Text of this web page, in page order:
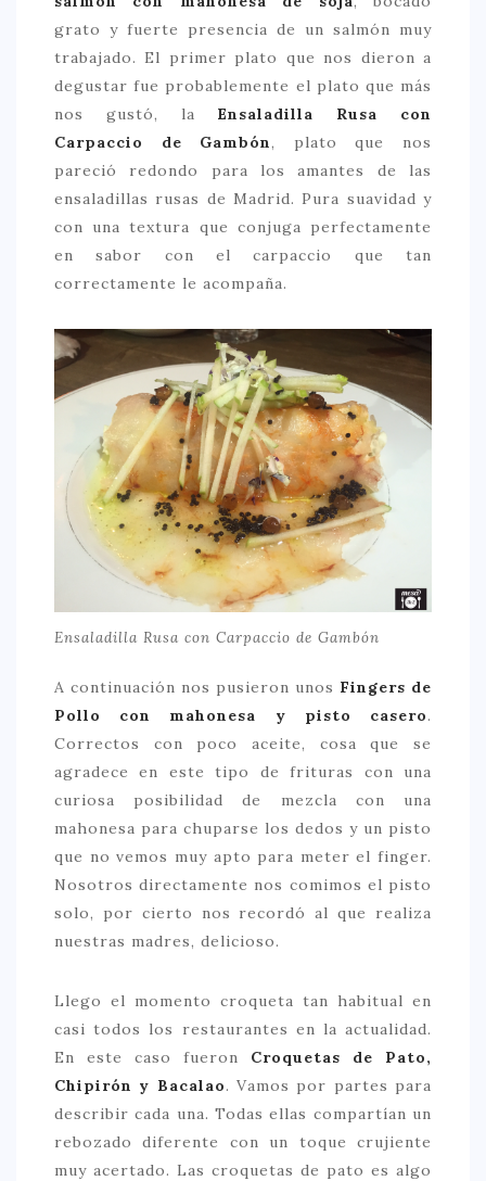
grato y fuerte presencia de un salmón muy
trabajado. El primer plato que nos dieron a
degustar fue probablemente el plato que más
nos gustó, la Ensaladilla Rusa con
Carpaccio de Gambón, plato que nos
pareció redondo para los amantes de las
ensaladillas rusas de Madrid. Pura suavidad y
con una textura que conjuga perfectamente
en sabor con el carpaccio que tan
correctamente le acompaña.
Ensaladilla Rusa con Carpaccio de Gambón
A continuación nos pusieron unos Fingers de
Pollo con mahonesa y pisto casero.
Correctos con poco aceite, cosa que se
agradece en este tipo de frituras con una
curiosa posibilidad de mezcla con una
mahonesa para chuparse los dedos y un pisto
que no vemos muy apto para meter el finger.
Nosotros directamente nos comimos el pisto
solo, por cierto nos recordó al que realiza
nuestras madres, delicioso.
Llego el momento croqueta tan habitual en
casi todos los restaurantes en la actualidad.
En este caso fueron Croquetas de Pato,
Chipirón y Bacalao. Vamos por partes para
describir cada una. Todas ellas compartían un
rebozado diferente con un toque crujiente
muy acertado. Las croquetas de pato es algo